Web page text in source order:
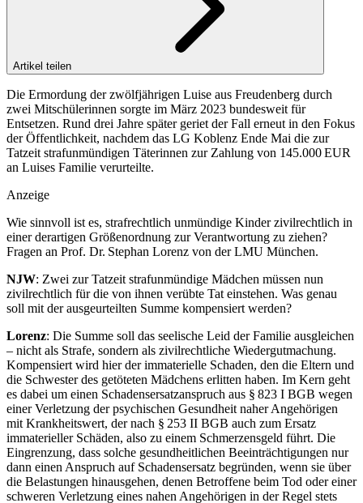
Artikel teilen
Die Ermordung der zwölfjährigen Luise aus Freudenberg durch
zwei Mitschülerinnen sorgte im März 2023 bundesweit für
Entsetzen. Rund drei Jahre später geriet der Fall erneut in den Fokus
der Öffentlichkeit, nachdem das LG Koblenz Ende Mai die zur
Tatzeit strafunmündigen Täterinnen zur Zahlung von 145.000 EUR
an Luises Familie verurteilte.
Anzeige
Wie sinnvoll ist es, strafrechtlich unmündige Kinder zivilrechtlich in
einer derartigen Größenordnung zur Verantwortung zu ziehen?
Fragen an Prof. Dr. Stephan Lorenz von der LMU München.
NJW: Zwei zur Tatzeit strafunmündige Mädchen müssen nun
zivilrechtlich für die von ihnen verübte Tat einstehen. Was genau
soll mit der ausgeurteilten Summe kompensiert werden?
Lorenz: Die Summe soll das seelische Leid der Familie ausgleichen
– nicht als Strafe, sondern als zivilrechtliche Wiedergutmachung.
Kompensiert wird hier der immaterielle Schaden, den die Eltern und
die Schwester des getöteten Mädchens erlitten haben. Im Kern geht
es dabei um einen Schadensersatzanspruch aus § 823 I BGB wegen
einer Verletzung der psychischen Gesundheit naher Angehörigen
mit Krankheitswert, der nach § 253 II BGB auch zum Ersatz
immaterieller Schäden, also zu einem Schmerzensgeld führt. Die
Eingrenzung, dass solche gesundheitlichen Beeinträchtigungen nur
dann einen Anspruch auf Schadensersatz begründen, wenn sie über
die Belastungen hinausgehen, denen Betroffene beim Tod oder einer
schweren Verletzung eines nahen Angehörigen in der Regel stets